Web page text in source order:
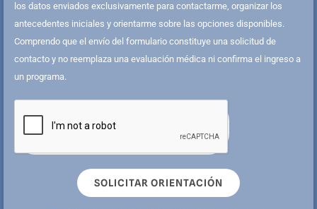
los datos enviados exclusivamente para contactarme, organizar los
antecedentes iniciales y orientarme sobre las opciones disponibles.
Comprendo que el envío del formulario constituye una solicitud de
contacto y no reemplaza una evaluación médica ni confirma el ingreso a
un programa.
SOLICITAR ORIENTACIÓN